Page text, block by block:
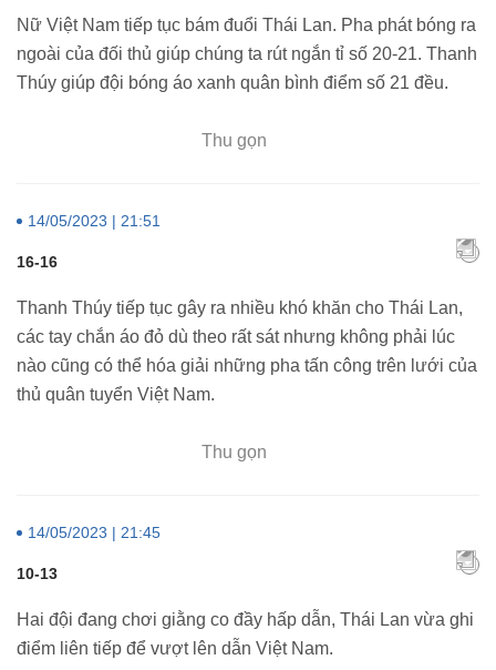
Nữ Việt Nam tiếp tục bám đuổi Thái Lan. Pha phát bóng ra
ngoài của đối thủ giúp chúng ta rút ngắn tỉ số 20-21. Thanh
Thúy giúp đội bóng áo xanh quân bình điểm số 21 đều.
Thu gọn
14/05/2023 | 21:51
16-16
Thanh Thúy tiếp tục gây ra nhiều khó khăn cho Thái Lan,
các tay chắn áo đỏ dù theo rất sát nhưng không phải lúc
nào cũng có thể hóa giải những pha tấn công trên lưới của
thủ quân tuyển Việt Nam.
Thu gọn
14/05/2023 | 21:45
10-13
Hai đội đang chơi giằng co đầy hấp dẫn, Thái Lan vừa ghi
điểm liên tiếp để vượt lên dẫn Việt Nam.